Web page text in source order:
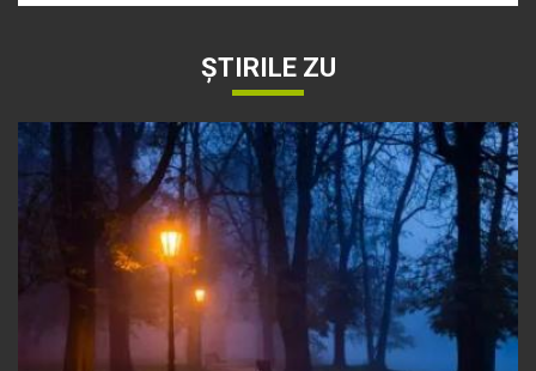
ȘTIRILE ZU